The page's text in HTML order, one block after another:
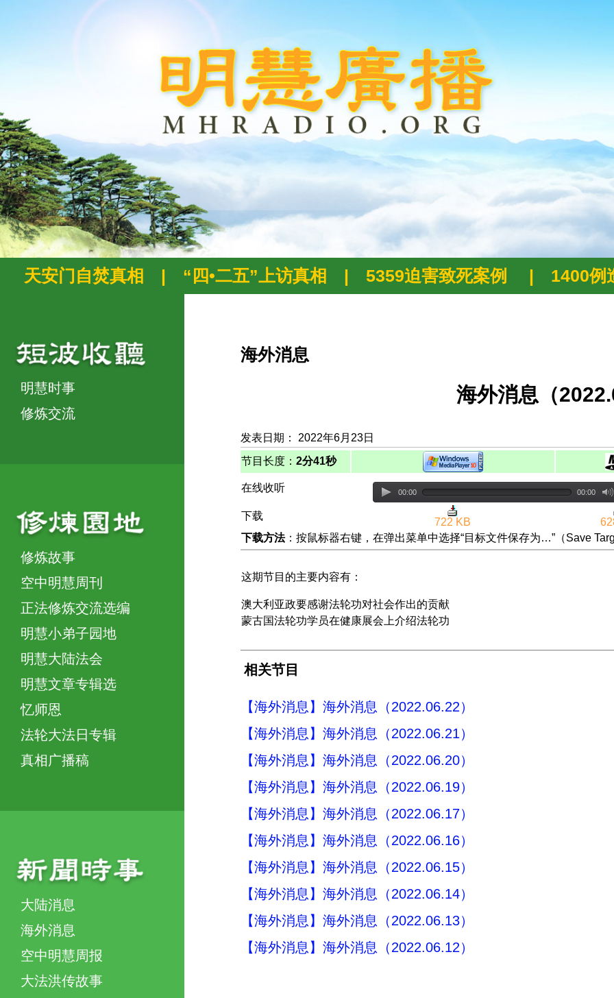
天安门自焚真相 | “四•二五”上访真相 | 5359迫害致死案例 | 1400例
明慧时事
修炼交流
修炼故事
空中明慧周刊
正法修炼交流选编
明慧小弟子园地
明慧大陆法会
明慧文章专辑选
忆师恩
法轮大法日专辑
真相广播稿
大陆消息
海外消息
空中明慧周报
大法洪传故事
海外消息
海外消息（
发表日期： 2022年6月23日
节目长度： 2分41秒
在线收听 00:00 00:00
下载
722 KB
下载方法：按鼠标器右键，在弹出菜单中选择“目标文件保存为…”（Save
这期节目的主要内容有：
澳大利亚政要感谢法轮功对社会作出的贡献
蒙古国法轮功学员在健康展会上介绍法轮功
相关节目
【海外消息】海外消息（2022.06.22）
【海外消息】海外消息（2022.06.21）
【海外消息】海外消息（2022.06.20）
【海外消息】海外消息（2022.06.19）
【海外消息】海外消息（2022.06.17）
【海外消息】海外消息（2022.06.16）
【海外消息】海外消息（2022.06.15）
【海外消息】海外消息（2022.06.14）
【海外消息】海外消息（2022.06.13）
【海外消息】海外消息（2022.06.12）